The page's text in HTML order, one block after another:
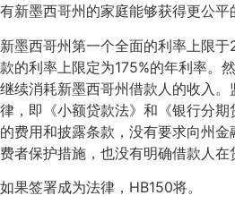
有新墨西哥州的家庭能够获得更公平
新墨西哥州第一个全面的利率上限
款的利率上限定为175%的年利率。
继续消耗新墨西哥州借款人的收入
律，即《小额贷款法》和《银行分
的费用和披露条款，没有要求向州
费者保护措施，也没有明确借款人在
如果签署成为法律，HB150将。